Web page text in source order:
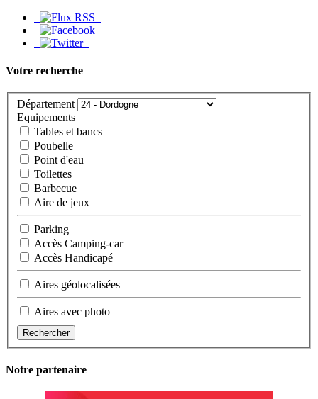
Votre recherche
Département
Equipements
Tables et bancs
Poubelle
Point d'eau
Toilettes
Barbecue
Aire de jeux
Parking
Accès Camping-car
Accès Handicapé
Aires géolocalisées
Aires avec photo
Rechercher
Notre partenaire